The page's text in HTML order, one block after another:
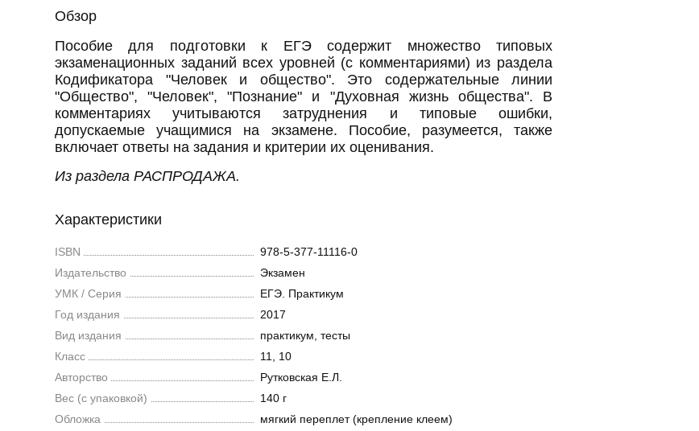
Обзор
Пособие для подготовки к ЕГЭ содержит множество типовых
экзаменационных заданий всех уровней (с комментариями) из раздела
Кодификатора "Человек и общество". Это содержательные линии
"Общество", "Человек", "Познание" и "Духовная жизнь общества". В
комментариях учитываются затруднения и типовые ошибки,
допускаемые учащимися на экзамене. Пособие, разумеется, также
включает ответы на задания и критерии их оценивания.
Из раздела РАСПРОДАЖА.
Характеристики
ISBN
978-5-377-11116-0
Издательство
Экзамен
УМК / Серия
ЕГЭ. Практикум
Год издания
2017
Вид издания
практикум, тесты
Класс
11, 10
Авторство
Рутковская Е.Л.
Вес (c упаковкой)
140 г
Обложка
мягкий переплет (крепление клеем)